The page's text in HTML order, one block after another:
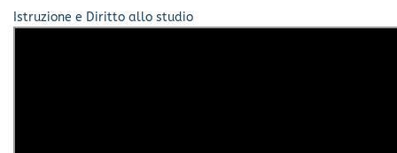
Istruzione e Diritto allo studio